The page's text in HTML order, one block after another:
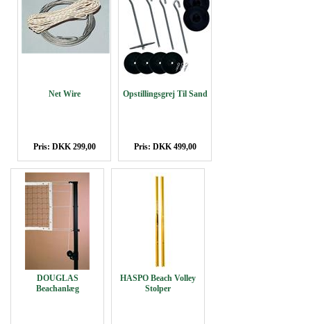
Net Wire
Pris: DKK 299,00
Opstillingsgrej Til Sand
Pris: DKK 499,00
DOUGLAS
Beachanlæg
HASPO Beach Volley
Stolper